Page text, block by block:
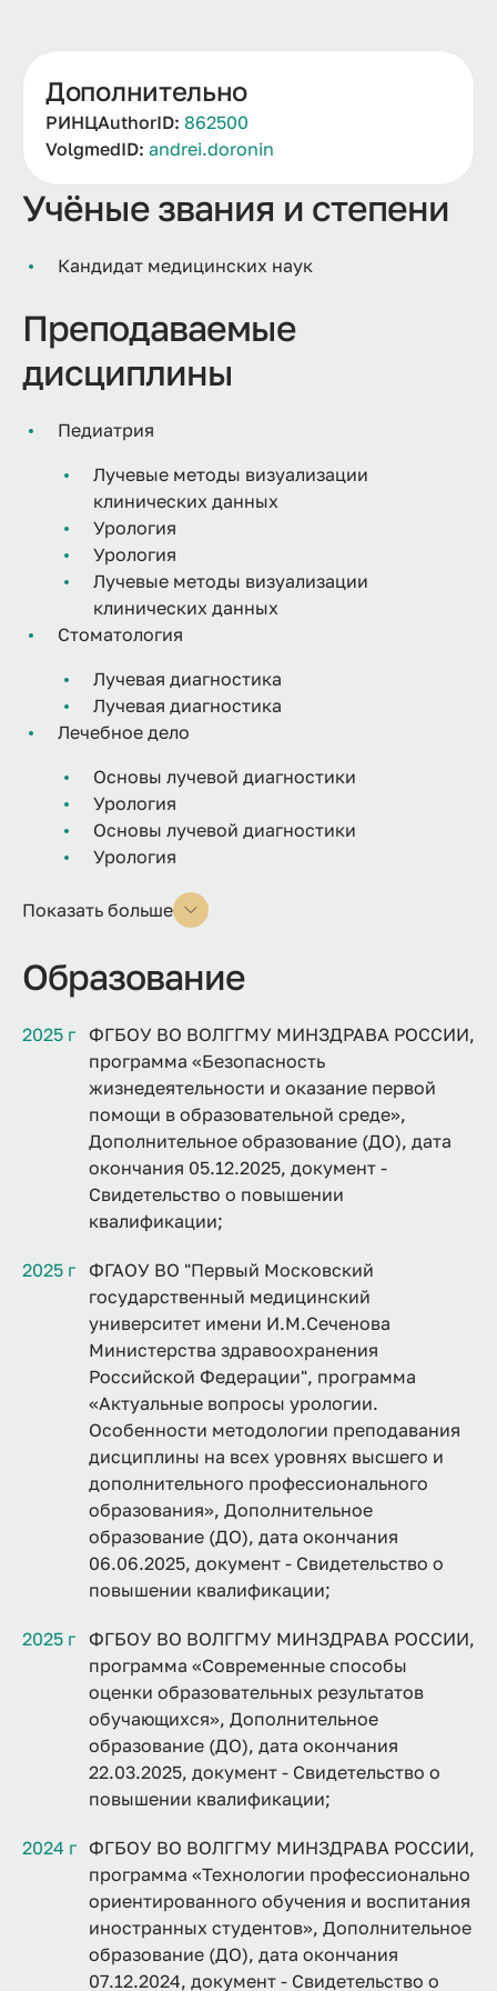
Учёные звания и степени
Кандидат медицинских наук
Преподаваемые
дисциплины
Педиатрия
Лучевые методы визуализации
клинических данных
Урология
Урология
Лучевые методы визуализации
клинических данных
Стоматология
Лучевая диагностика
Лучевая диагностика
Лечебное дело
Основы лучевой диагностики
Урология
Основы лучевой диагностики
Урология
Показать больше
Образование
2025 г
ФГБОУ ВО ВОЛГГМУ МИНЗДРАВА РОССИИ,
программа «Безопасность
жизнедеятельности и оказание первой
помощи в образовательной среде»,
Дополнительное образование (ДО), дата
окончания 05.12.2025, документ -
Свидетельство о повышении
квалификации;
2025 г
ФГАОУ ВО "Первый Московский
государственный медицинский
университет имени И.М.Сеченова
Министерства здравоохранения
Российской Федерации", программа
«Актуальные вопросы урологии.
Особенности методологии преподавания
дисциплины на всех уровнях высшего и
дополнительного профессионального
образования», Дополнительное
образование (ДО), дата окончания
06.06.2025, документ - Свидетельство о
повышении квалификации;
2025 г
ФГБОУ ВО ВОЛГГМУ МИНЗДРАВА РОССИИ,
программа «Современные способы
оценки образовательных результатов
обучающихся», Дополнительное
образование (ДО), дата окончания
22.03.2025, документ - Свидетельство о
повышении квалификации;
2024 г ФГБОУ ВО ВОЛГГМУ МИНЗДРАВА РОССИИ,
программа «Технологии профессионально
ориентированного обучения и воспитания
иностранных студентов», Дополнительное
образование (ДО), дата окончания
07.12.2024, документ - Свидетельство о
Дополнительно
РИНЦAuthorID: 862500
VolgmedID: andrei.doronin